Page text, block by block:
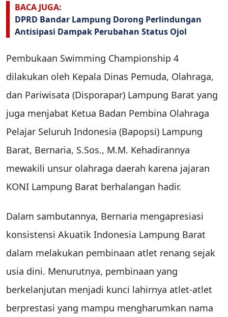
BACA JUGA:
DPRD Bandar Lampung Dorong Perlindungan
Antisipasi Dampak Perubahan Status Ojol
Pembukaan Swimming Championship 4
dilakukan oleh Kepala Dinas Pemuda, Olahraga,
dan Pariwisata (Disporapar) Lampung Barat yang
juga menjabat Ketua Badan Pembina Olahraga
Pelajar Seluruh Indonesia (Bapopsi) Lampung
Barat, Bernaria, S.Sos., M.M. Kehadirannya
mewakili unsur olahraga daerah karena jajaran
KONI Lampung Barat berhalangan hadir.
Dalam sambutannya, Bernaria mengapresiasi
konsistensi Akuatik Indonesia Lampung Barat
dalam melakukan pembinaan atlet renang sejak
usia dini. Menurutnya, pembinaan yang
berkelanjutan menjadi kunci lahirnya atlet-atlet
berprestasi yang mampu mengharumkan nama